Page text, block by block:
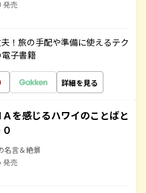
発売
！旅の手配や準備に使えるテク
子書籍
詳細を見る
を感じるハワイのことばと
名言＆絶景
発売